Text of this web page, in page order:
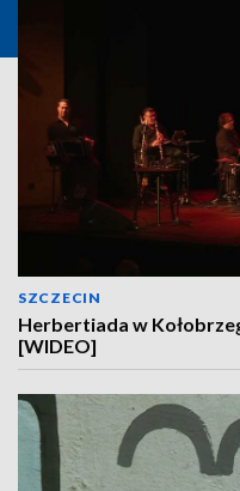
SZCZECIN
Herbertiada w
[WIDEO]